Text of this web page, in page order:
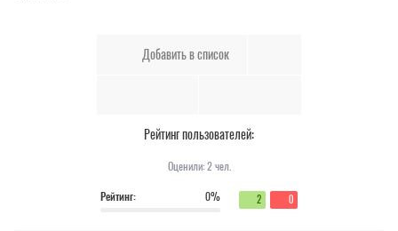
Добавить в список
Рейтинг пользователей:
Оценили:2чел.
Рейтинг:
0% 2 0